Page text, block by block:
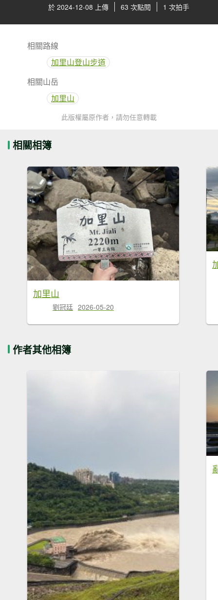
於 2024-12-08 上傳 63 次點閱 1 次拍手
相關路線
加里山登山步道
相關山岳
加里山
此版權屬原作者，請勿任意轉載
相關相簿
加里山
劉冠廷 2026-05-20
作者其他相簿